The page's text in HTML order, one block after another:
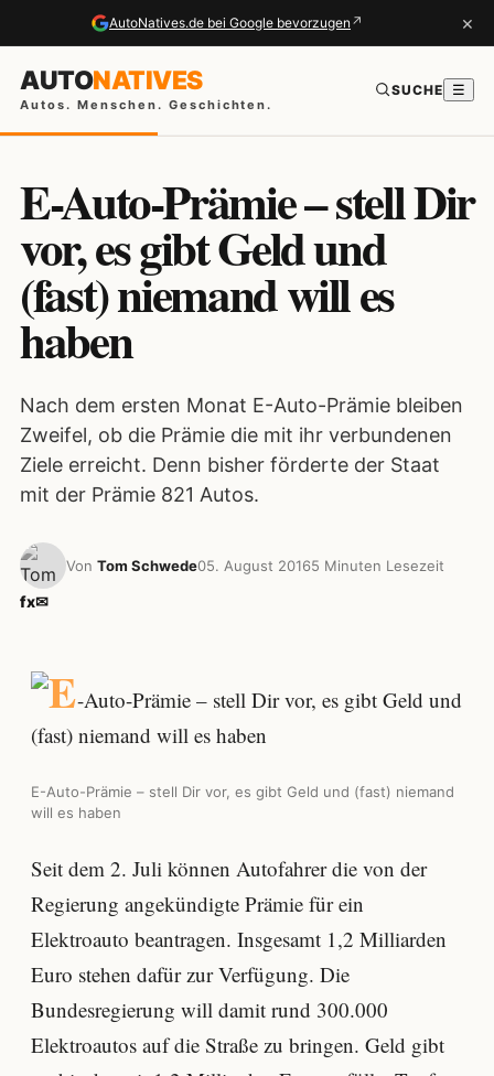
AutoNatives.de bei Google bevorzugen ↗ ×
AUTONATIVES
Autos. Menschen. Geschichten.
SUCHE ☰
E-Auto-Prämie – stell Dir
vor, es gibt Geld und
(fast) niemand will es
haben
Nach dem ersten Monat E-Auto-Prämie bleiben
Zweifel, ob die Prämie die mit ihr verbundenen
Ziele erreicht. Denn bisher förderte der Staat
mit der Prämie 821 Autos.
Von Tom Schwede05. August 20165 Minuten Lesezeit
fx✉
E-Auto-Prämie – stell Dir vor, es gibt Geld und (fast) niemand
will es haben
Seit dem 2. Juli können Autofahrer die von der
Regierung angekündigte Prämie für ein
Elektroauto beantragen. Insgesamt 1,2 Milliarden
Euro stehen dafür zur Verfügung. Die
Bundesregierung will damit rund 300.000
Elektroautos auf die Straße zu bringen. Geld gibt